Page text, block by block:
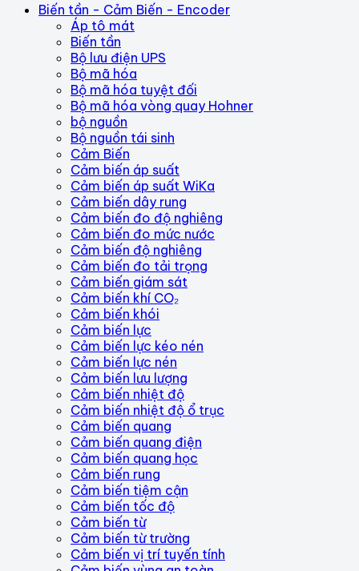
Biến tần - Cảm Biến - Encoder
Áp tô mát
Biến tần
Bộ lưu điện UPS
Bộ mã hóa
Bộ mã hóa tuyệt đối
Bộ mã hóa vòng quay Hohner
bộ nguồn
Bộ nguồn tái sinh
Cảm Biến
Cảm biến áp suất
Cảm biến áp suất WiKa
Cảm biến dây rung
Cảm biến đo độ nghiêng
Cảm biến đo mức nước
Cảm biến độ nghiêng
Cảm biến đo tải trọng
Cảm biến giám sát
Cảm biến khí CO₂
Cảm biến khói
Cảm biến lực
Cảm biến lực kéo nén
Cảm biến lực nén
Cảm biến lưu lượng
Cảm biến nhiệt độ
Cảm biến nhiệt độ ổ trục
Cảm biến quang
Cảm biến quang điện
Cảm biến quang học
Cảm biến rung
Cảm biến tiệm cận
Cảm biến tốc độ
Cảm biến từ
Cảm biến từ trường
Cảm biến vị trí tuyến tính